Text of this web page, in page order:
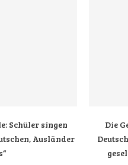
Schüler singen
Ausländer
Die